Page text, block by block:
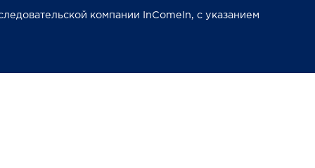
компании InComeIn, с указанием